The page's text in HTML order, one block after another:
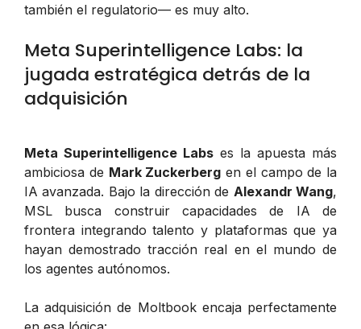
también el regulatorio— es muy alto.
Meta Superintelligence Labs: la
jugada estratégica detrás de la
adquisición
Meta Superintelligence Labs es la apuesta más
ambiciosa de Mark Zuckerberg en el campo de la
IA avanzada. Bajo la dirección de Alexandr Wang,
MSL busca construir capacidades de IA de
frontera integrando talento y plataformas que ya
hayan demostrado tracción real en el mundo de
los agentes autónomos.
La adquisición de Moltbook encaja perfectamente